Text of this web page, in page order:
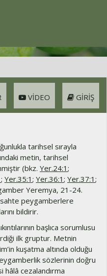
GIRIŞ
VIDEO
tarihsel sırayla
metin, tarihsel
(bkz. Yer.24:1 ;
; Yer.35:1 ; Yer.36:1 ; Yer.37:1 ;
Yeremya, 21-24.
peygamberlere
bildirir.
başlıca sorumlusu
ilk gruptur. Metnin
kuşatma altında olduğu
sözlerinin doğru
hâlâ cezalandırma